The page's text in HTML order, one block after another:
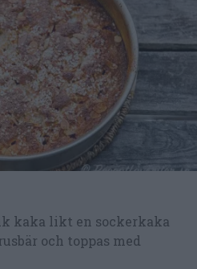
kaka likt en sockerkaka
och toppas med